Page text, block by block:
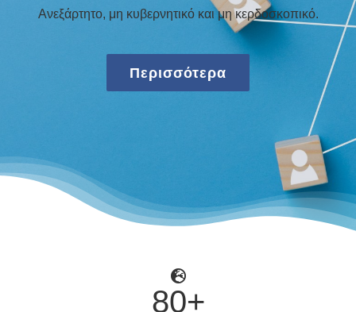
Ανεξάρτητο, μη κυβερνητικό και μη κερδοσκοπικό.
Περισσότερα
80+